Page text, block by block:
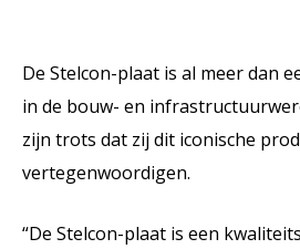
De Stelcon-plaat is al meer dan
in de bouw- en
zijn trots dat zij dit iconische
vertegenwoordigen.
“De Stelcon-plaat is een